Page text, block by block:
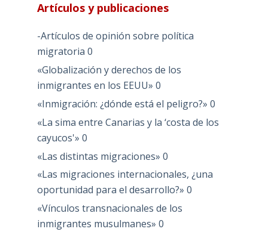
Artículos y publicaciones
-Artículos de opinión sobre política
migratoria 0
«Globalización y derechos de los
inmigrantes en los EEUU» 0
«Inmigración: ¿dónde está el peligro?» 0
«La sima entre Canarias y la ‘costa de los
cayucos'» 0
«Las distintas migraciones» 0
«Las migraciones internacionales, ¿una
oportunidad para el desarrollo?» 0
«Vínculos transnacionales de los
inmigrantes musulmanes» 0